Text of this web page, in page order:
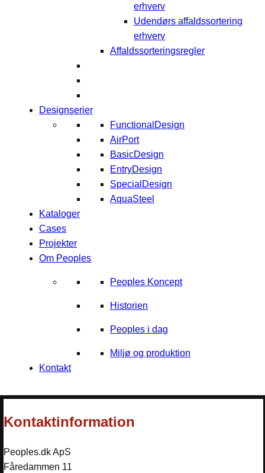
erhverv
Udendørs affaldssortering
erhverv
Affaldssorteringsregler
Designserier
FunctionalDesign
AirPort
BasicDesign
EntryDesign
SpecialDesign
AquaSteel
Kataloger
Cases
Projekter
Om Peoples
Peoples Koncept
Historien
Peoples i dag
Miljø og produktion
Kontakt
Kontaktinformation
Peoples.dk ApS
Fåredammen 11